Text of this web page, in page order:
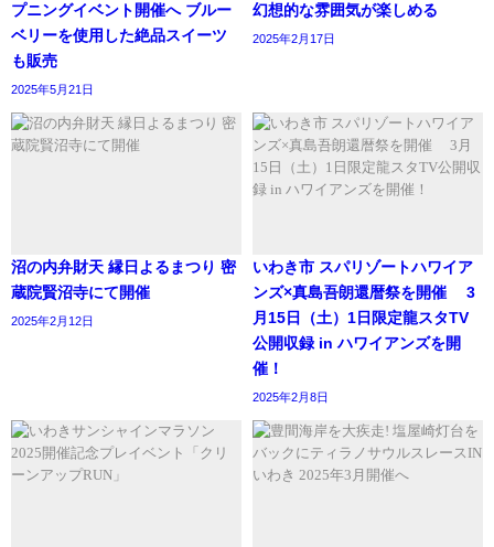
プニングイベント開催へ ブルー
ベリーを使用した絶品スイーツ
も販売
2025年5月21日
幻想的な雰囲気が楽しめる
2025年2月17日
沼の内弁財天 縁日よるまつり 密
蔵院賢沼寺にて開催
2025年2月12日
いわき市 スパリゾートハワイア
ンズ×真島吾朗還暦祭を開催 3
月15日（土）1日限定龍スタTV
公開収録 in ハワイアンズを開
催！
2025年2月8日